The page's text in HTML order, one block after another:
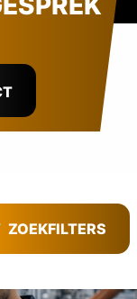
ZOEKFILTERS